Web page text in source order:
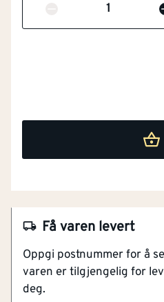
Antall
Få varen levert
Oppgi postnummer for å
varen er tilgjengelig for
deg.
Artikkelnummer
Krever kun normalt
SINTEF Teknisk
30 års garanti